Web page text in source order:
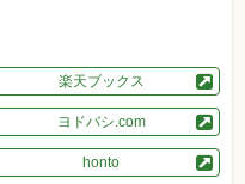
楽天ブックス
ヨドバシ.com
honto